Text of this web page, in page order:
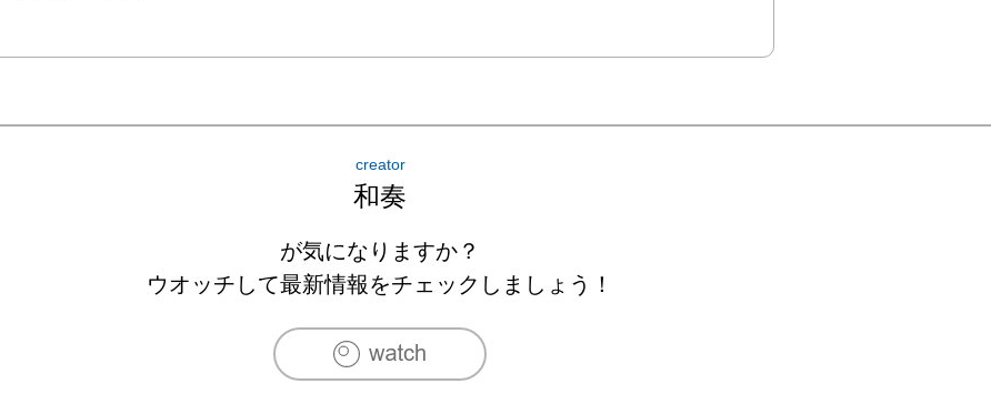
creator
和奏
が気になりますか？
ウオッチして最新情報をチェックしましょう！